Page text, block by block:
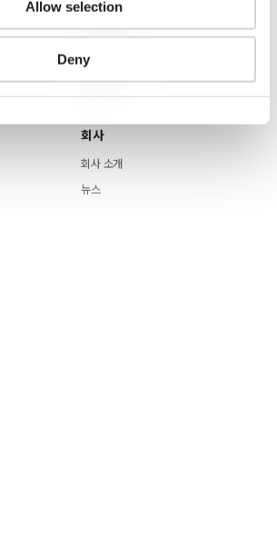
Allow selection
Deny
핵심 역량
LLM Capsule
회사
회사 소개
뉴스